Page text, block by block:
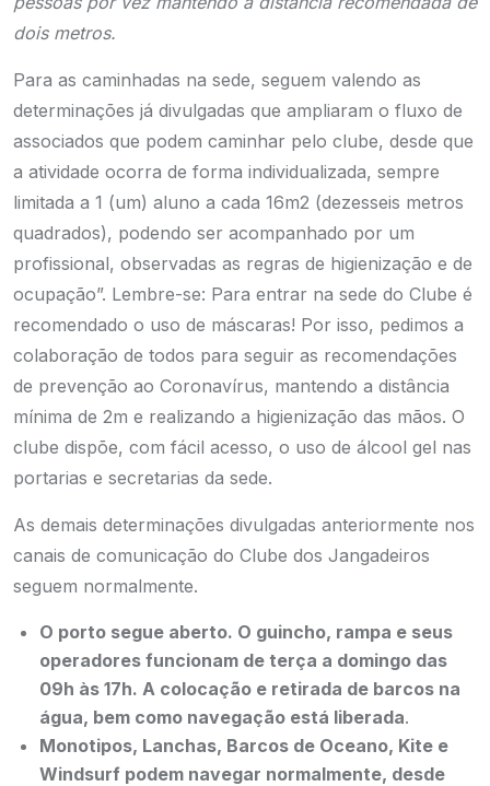
dois metros.
Para as caminhadas na sede, seguem valendo as
determinações já divulgadas que ampliaram o fluxo de
associados que podem caminhar pelo clube, desde que
a atividade ocorra de forma individualizada, sempre
limitada a 1 (um) aluno a cada 16m2 (dezesseis metros
quadrados), podendo ser acompanhado por um
profissional, observadas as regras de higienização e de
ocupação”. Lembre-se: Para entrar na sede do Clube é
recomendado o uso de máscaras! Por isso, pedimos a
colaboração de todos para seguir as recomendações
de prevenção ao Coronavírus, mantendo a distância
mínima de 2m e realizando a higienização das mãos. O
clube dispõe, com fácil acesso, o uso de álcool gel nas
portarias e secretarias da sede.
As demais determinações divulgadas anteriormente nos
canais de comunicação do Clube dos Jangadeiros
seguem normalmente.
O porto segue aberto. O guincho, rampa e seus
operadores funcionam de terça a domingo das
09h às 17h. A colocação e retirada de barcos na
água, bem como navegação está liberada.
Monotipos, Lanchas, Barcos de Oceano, Kite e
Windsurf podem navegar normalmente, desde